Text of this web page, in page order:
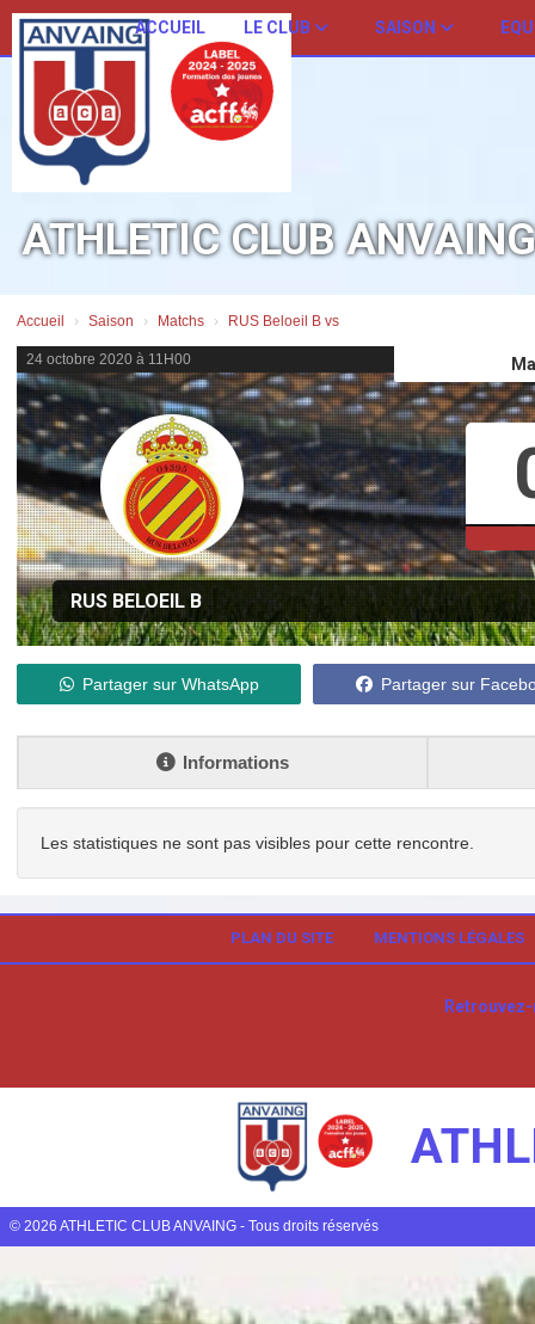
ACCUEIL LE CLUB SAISON
ATHLETIC CLUB ANVAING
Accueil Saison Matchs RUS Beloeil B vs
24 octobre 2020 à 11H00
RUS BELOEIL B
Partager sur WhatsApp Partager sur
Informations
Les statistiques ne sont pas visibles pour cette rencontre.
PLAN DU SITE MENTIONS LÉGALES
© 2026 ATHLETIC CLUB ANVAING - Tous droits réservés
Panneau de gestion des cookies